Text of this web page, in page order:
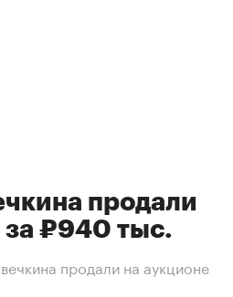
продали
за ₽940 тыс.
продали на аукционе